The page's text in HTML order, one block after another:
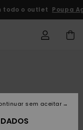
todo o outlet Poupa
sem aceitar